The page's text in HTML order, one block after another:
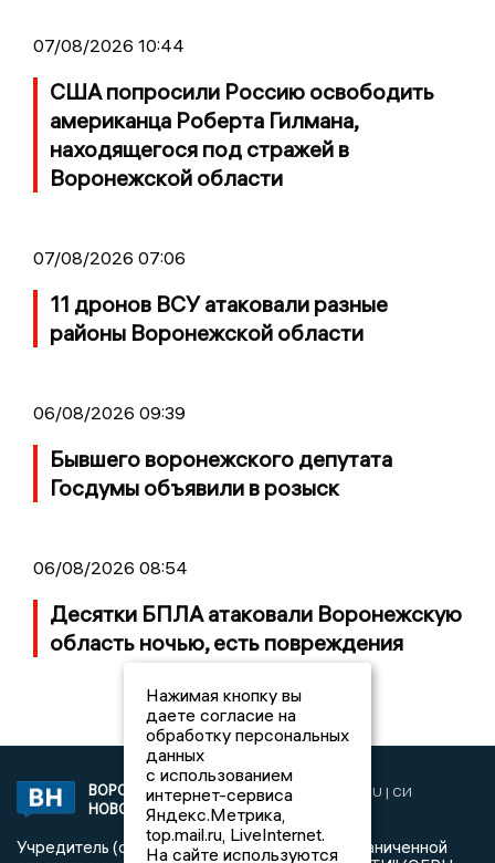
07/08/2026 10:44
США попросили Россию освободить
американца Роберта Гилмана,
находящегося под стражей в
Воронежской области
07/08/2026 07:06
11 дронов ВСУ атаковали разные
районы Воронежской области
06/08/2026 09:39
Бывшего воронежского депутата
Госдумы объявили в розыск
06/08/2026 08:54
Десятки БПЛА атаковали Воронежскую
область ночью, есть повреждения
ВОРОНЕЖСКИЕ
НОВОСТИ
2019 © VORONEZHNEWS.RU | СИ
«Воронежские новости»
Учредитель (соучредители): Общество с ограниченной
Нажимая кнопку вы
даете согласие на
обработку персональных
данных
с использованием
интернет-сервиса
Яндекс.Метрика,
top.mail.ru, LiveInternet.
На сайте используются